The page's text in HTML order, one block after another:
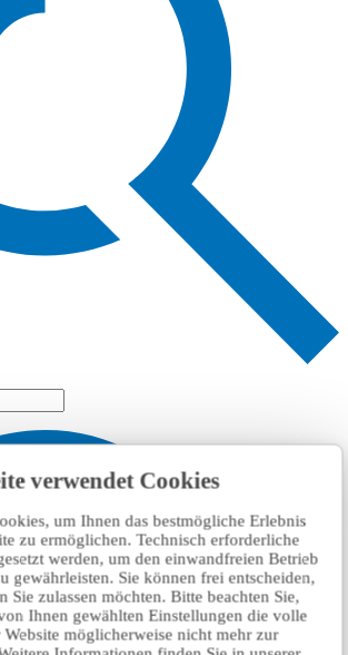
verwendet Cookies
um Ihnen das bestmögliche Erlebnis
zu ermöglichen. Technisch erforderliche
werden, um den einwandfreien Betrieb
gewährleisten. Sie können frei entscheiden,
Sie zulassen möchten. Bitte beachten Sie,
Ihnen gewählten Einstellungen die volle
möglicherweise nicht mehr zur